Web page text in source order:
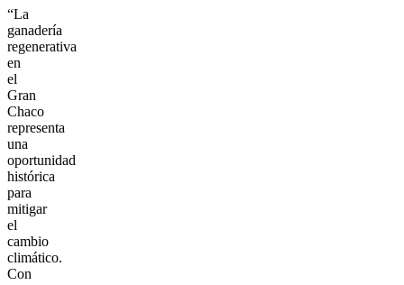
“La
ganadería
regenerativa
en
el
Gran
Chaco
representa
una
oportunidad
histórica
para
mitigar
el
cambio
climático.
Con